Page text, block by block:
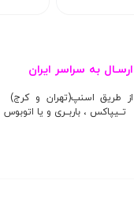
ارسـال به سراسر ایران
از طریق اسنپ(تهران و
تــیپاکس ، باربــری و یا اتوبوس